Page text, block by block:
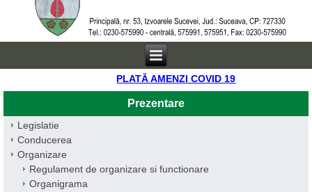
PLATĂ AMENZI COVID 19
Prezentare
Legislatie
Conducerea
Organizare
Regulament de organizare si functionare
Organigrama